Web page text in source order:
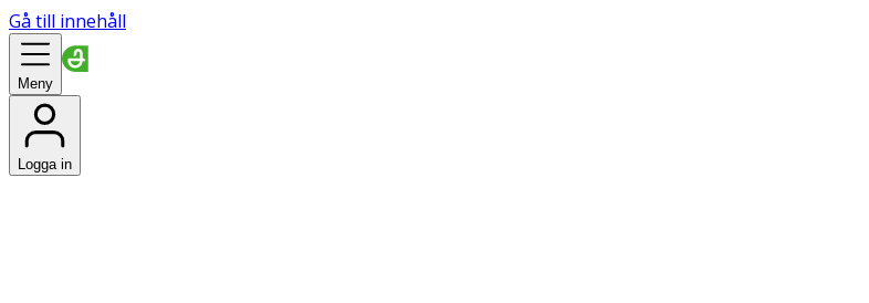
Gå till innehåll
Meny
Logga in